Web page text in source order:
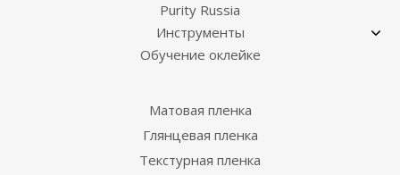
Purity Russia
Инструменты
Обучение оклейке
Матовая пленка
Глянцевая пленка
Текстурная пленка